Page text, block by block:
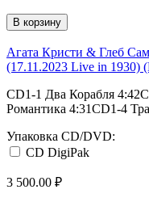
В корзину
Агата Кристи & Глеб
(17.11.2023 Live in 1930)
CD1-1 Два Корабля
Романтика 4:31CD1-4
Упаковка CD/DVD:
CD DigiPak
3 500.00 ₽